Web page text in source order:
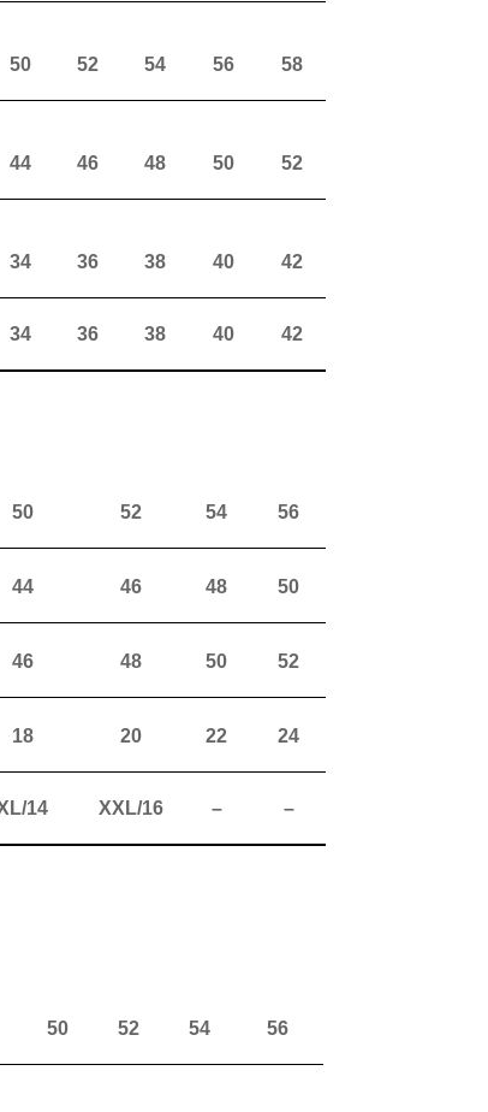
50 52 54 56 58
44 46 48 50 52
34 36 38 40 42
34 36 38 40 42
50 52 54 56
44 46 48 50
46 48 50 52
18 20 22 24
14 XXL/16 – –
50 52 54 56